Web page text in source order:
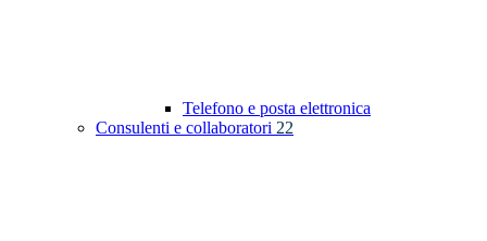
Telefono e posta elettronica
Consulenti e collaboratori 22